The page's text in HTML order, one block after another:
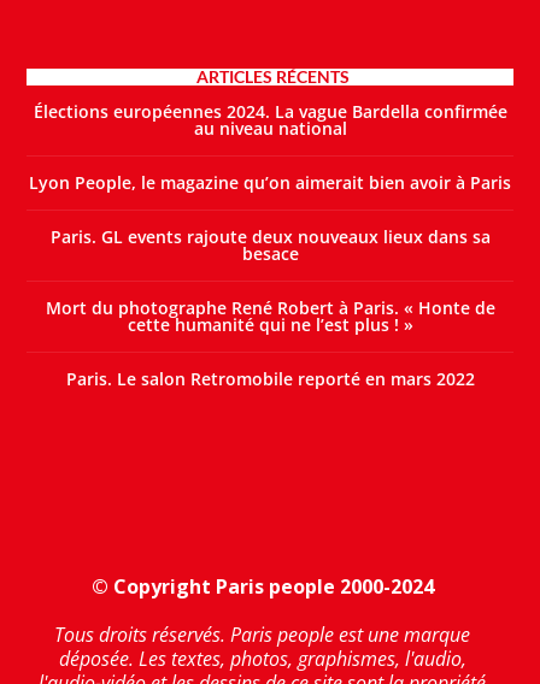
ARTICLES RÉCENTS
Élections européennes 2024. La vague Bardella confirmée
au niveau national
Lyon People, le magazine qu’on aimerait bien avoir à Paris
Paris. GL events rajoute deux nouveaux lieux dans sa
besace
Mort du photographe René Robert à Paris. « Honte de
cette humanité qui ne l’est plus ! »
Paris. Le salon Retromobile reporté en mars 2022
© Copyright Paris people 2000-2024
Tous droits réservés. Paris people est une marque
déposée. Les textes, photos, graphismes, l'audio,